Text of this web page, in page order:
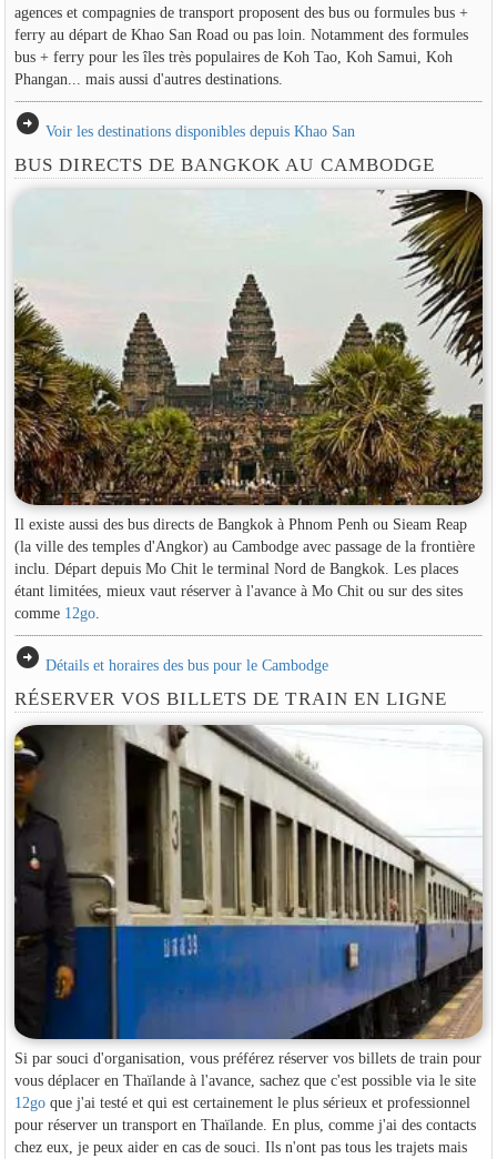
agences et compagnies de transport proposent des bus ou formules bus +
ferry au départ de Khao San Road ou pas loin. Notamment des formules
bus + ferry pour les îles très populaires de Koh Tao, Koh Samui, Koh
Phangan... mais aussi d'autres destinations.
arrow_circle_right Voir les destinations disponibles depuis Khao San
BUS DIRECTS DE BANGKOK AU CAMBODGE
Il existe aussi des bus directs de Bangkok à Phnom Penh ou Sieam Reap
(la ville des temples d'Angkor) au Cambodge avec passage de la frontière
inclu. Départ depuis Mo Chit le terminal Nord de Bangkok. Les places
étant limitées, mieux vaut réserver à l'avance à Mo Chit ou sur des sites
comme 12go.
arrow_circle_right Détails et horaires des bus pour le Cambodge
RÉSERVER VOS BILLETS DE TRAIN EN LIGNE
Si par souci d'organisation, vous préférez réserver vos billets de train pour
vous déplacer en Thaïlande à l'avance, sachez que c'est possible via le site
12goque j'ai testé et qui est certainement le plus sérieux et professionnel
pour réserver un transport en Thaïlande. En plus, comme j'ai des contacts
chez eux, je peux aider en cas de souci. Ils n'ont pas tous les trajets mais